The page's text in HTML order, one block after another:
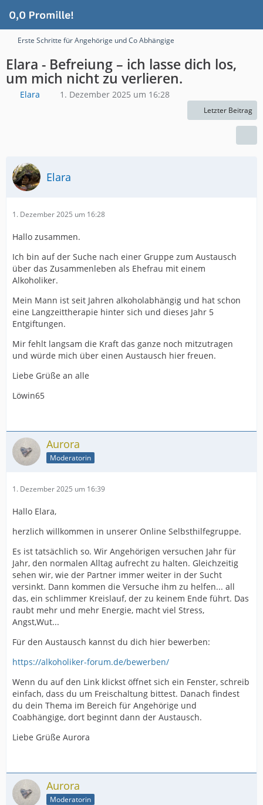
Erste Schritte für Angehörige und Co Abhängige
Elara - Befreiung – ich lasse dich los,
um mich nicht zu verlieren.
Elara 1. Dezember 2025 um 16:28
Letzter Beitrag
Elara
1. Dezember 2025 um 16:28
Hallo zusammen.
Ich bin auf der Suche nach einer Gruppe zum Austausch
über das Zusammenleben als Ehefrau mit einem
Alkoholiker.
Mein Mann ist seit Jahren alkoholabhängig und hat schon
eine Langzeittherapie hinter sich und dieses Jahr 5
Entgiftungen.
Mir fehlt langsam die Kraft das ganze noch mitzutragen
und würde mich über einen Austausch hier freuen.
Liebe Grüße an alle
Löwin65
Aurora
Moderatorin
1. Dezember 2025 um 16:39
Hallo Elara,
herzlich willkommen in unserer Online Selbsthilfegruppe.
Es ist tatsächlich so. Wir Angehörigen versuchen Jahr für
Jahr, den normalen Alltag aufrecht zu halten. Gleichzeitig
sehen wir, wie der Partner immer weiter in der Sucht
versinkt. Dann kommen die Versuche ihm zu helfen... all
das, ein schlimmer Kreislauf, der zu keinem Ende führt. Das
raubt mehr und mehr Energie, macht viel Stress,
Angst,Wut...
Für den Austausch kannst du dich hier bewerben:
https://alkoholiker-forum.de/bewerben/
Wenn du auf den Link klickst öffnet sich ein Fenster, schreib
einfach, dass du um Freischaltung bittest. Danach findest
du dein Thema im Bereich für Angehörige und
Coabhängige, dort beginnt dann der Austausch.
Liebe Grüße Aurora
Aurora
Moderatorin